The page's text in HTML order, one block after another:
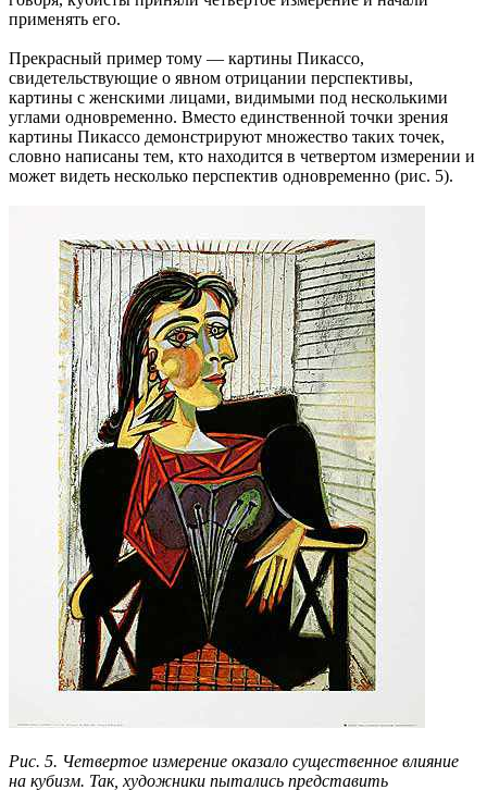
применять его.
Прекрасный пример тому — картины Пикассо,
свидетельствующие о явном отрицании перспективы,
картины с женскими лицами, видимыми под несколькими
углами одновременно. Вместо единственной точки зрения
картины Пикассо демонстрируют множество таких точек,
словно написаны тем, кто находится в четвертом измерении и
может видеть несколько перспектив одновременно (рис. 5).
Рис. 5. Четвертое измерение оказало существенное влияние
на кубизм. Так, художники пытались представить